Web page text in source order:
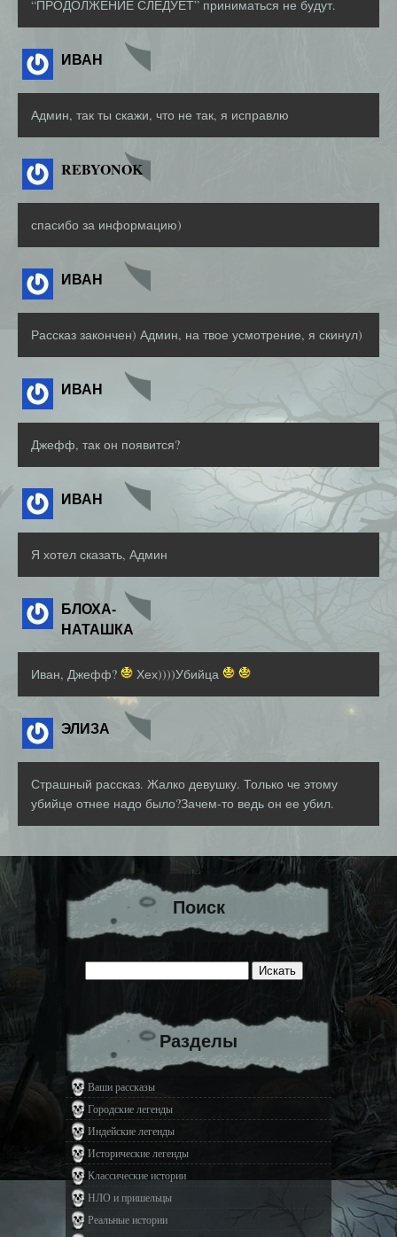
“ПРОДОЛЖЕНИЕ СЛЕДУЕТ” приниматься не будут.
ИВАН
Админ, так ты скажи, что не так, я исправлю
REBYONOK
спасибо за информацию)
ИВАН
Рассказ закончен) Админ, на твое усмотрение, я скинул)
ИВАН
Джефф, так он появится?
ИВАН
Я хотел сказать, Админ
БЛОХА-
НАТАШКА
Иван, Джефф? Хех))))Убийца
ЭЛИЗА
Страшный рассказ. Жалко девушку. Только че этому
убийце отнее надо было?Зачем-то ведь он ее убил.
Поиск
Разделы
Ваши рассказы
Городские легенды
Индейские легенды
Исторические легенды
Классические истории
НЛО и пришельцы
Реальные истории